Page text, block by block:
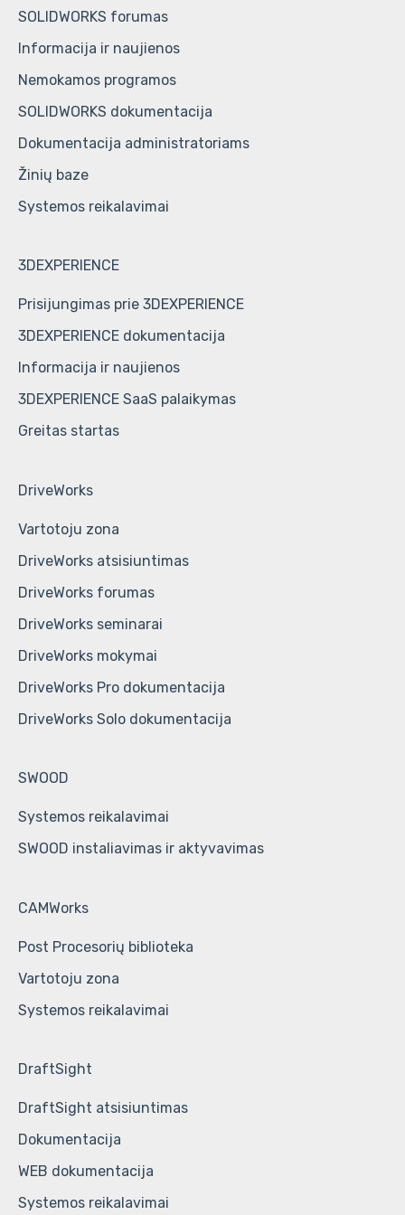
SOLIDWORKS forumas
Informacija ir naujienos
Nemokamos programos
SOLIDWORKS dokumentacija
Dokumentacija administratoriams
Žinių baze
Systemos reikalavimai
3DEXPERIENCE
Prisijungimas prie 3DEXPERIENCE
3DEXPERIENCE dokumentacija
Informacija ir naujienos
3DEXPERIENCE SaaS palaikymas
Greitas startas
DriveWorks
Vartotoju zona
DriveWorks atsisiuntimas
DriveWorks forumas
DriveWorks seminarai
DriveWorks mokymai
DriveWorks Pro dokumentacija
DriveWorks Solo dokumentacija
SWOOD
Systemos reikalavimai
SWOOD instaliavimas ir aktyvavimas
CAMWorks
Post Procesorių biblioteka
Vartotoju zona
Systemos reikalavimai
DraftSight
DraftSight atsisiuntimas
Dokumentacija
WEB dokumentacija
Systemos reikalavimai